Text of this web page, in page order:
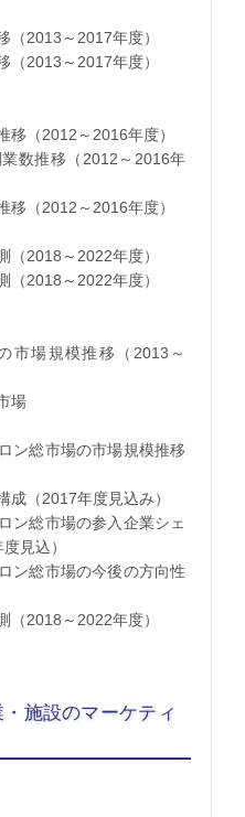
2013～2017年度）
2013～2017年度）
（2012～2016年度）
推移（2012～2016年
（2012～2016年度）
2018～2022年度）
2018～2022年度）
場規模推移（2013～
場
総市場の市場規模推移
（2017年度見込み）
総市場の参入企業シェ
見込）
総市場の今後の方向性
～2022年度）
施設のマーケティ